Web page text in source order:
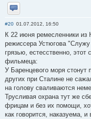
Отправить личное
#20 01.07.2012, 16:50
К 22 июня ремесленники из
режиссера Устюгова
грязью, естесственно,
фильмеца:
У Баренцевого моря стонут
других при Сталине не
на голову сваливаются
Трусливая охрана тут же
фрицам и без их помощи,
как говорится, наказуема,